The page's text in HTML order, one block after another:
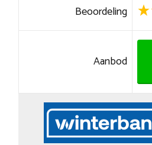
Beoordeling
Aanbod